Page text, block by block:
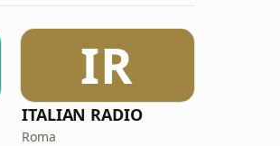
IR
ITALIAN RADIO
Roma